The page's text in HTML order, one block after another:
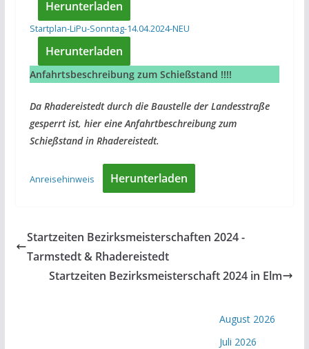
Herunterladen
Startplan-LiPu-Sonntag-14.04.2024-NEU
Herunterladen
Anfahrtsbeschreibung zum Schießstand !!!!
Da Rhadereistedt durch die Baustelle der Landesstraße
gesperrt ist, hier eine Anfahrtbeschreibung zum
Schießstand in Rhadereistedt.
Anreisehinweis Herunterladen
Startzeiten Bezirksmeisterschaften 2024 -
Tarmstedt & Rhadereistedt
Startzeiten Bezirksmeisterschaft 2024 in Elm
August 2026
Juli 2026